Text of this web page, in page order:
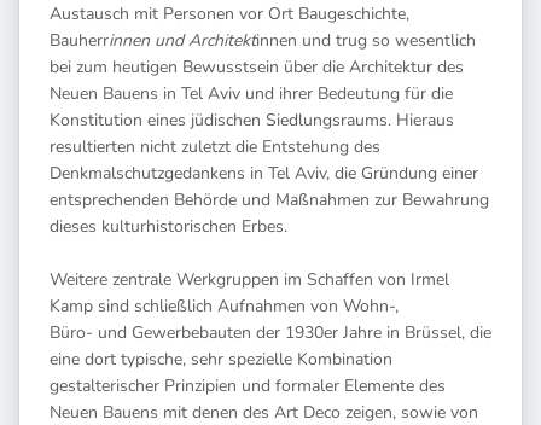
Austausch mit Personen vor Ort Baugeschichte,
Bauherrinnen und Architektinnen und trug so wesentlich
bei zum heutigen Bewusstsein über die Architektur des
Neuen Bauens in Tel Aviv und ihrer Bedeutung für die
Konstitution eines jüdischen Siedlungsraums. Hieraus
resultierten nicht zuletzt die Entstehung des
Denkmalschutzgedankens in Tel Aviv, die Gründung einer
entsprechenden Behörde und Maßnahmen zur Bewahrung
dieses kulturhistorischen Erbes.
Weitere zentrale Werkgruppen im Schaffen von Irmel
Kamp sind schließlich Aufnahmen von Wohn-,
Büro- und Gewerbebauten der 1930er Jahre in Brüssel, die
eine dort typische, sehr spezielle Kombination
gestalterischer Prinzipien und formaler Elemente des
Neuen Bauens mit denen des Art Deco zeigen, sowie von